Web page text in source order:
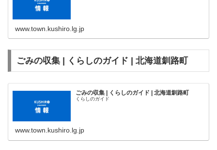
www.town.kushiro.lg.jp
ごみの収集 | くらしのガイド | 北海道釧路町
ごみの収集 | くらしのガイド | 北海道釧路町
くらしのガイド
www.town.kushiro.lg.jp